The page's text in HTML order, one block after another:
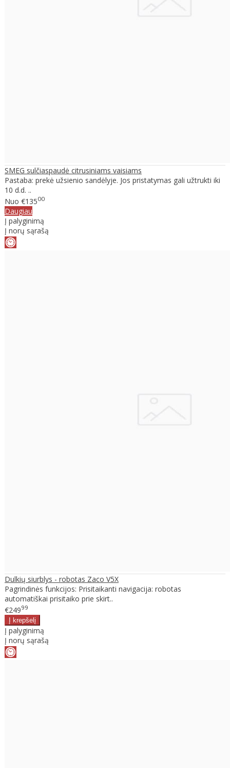
SMEG sulčiaspaudė citrusiniams vaisiams
Pastaba: prekė užsienio sandėlyje. Jos pristatymas gali užtrukti iki
10 d.d. ..
Nuo €13500
Daugiau
Į palyginimą
Į norų sąrašą
Dulkių siurblys - robotas Zaco V5X
Pagrindinės funkcijos: Prisitaikanti navigacija: robotas
automatiškai prisitaiko prie skirt..
€24999
Į palyginimą
Į norų sąrašą